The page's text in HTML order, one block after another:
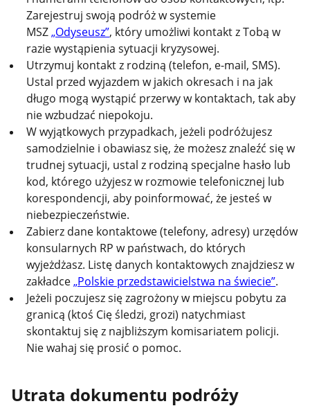
Zarejestruj swoją podróż w systemie
MSZ„Odyseusz”, który umożliwi kontakt z Tobą w
razie wystąpienia sytuacji kryzysowej.
Utrzymuj kontakt z rodziną (telefon, e-mail, SMS).
Ustal przed wyjazdem w jakich okresach i na jak
długo mogą wystąpić przerwy w kontaktach, tak aby
nie wzbudzać niepokoju.
W wyjątkowych przypadkach, jeżeli podróżujesz
samodzielnie i obawiasz się, że możesz znaleźć się w
trudnej sytuacji, ustal z rodziną specjalne hasło lub
kod, którego użyjesz w rozmowie telefonicznej lub
korespondencji, aby poinformować, że jesteś w
niebezpieczeństwie.
Zabierz dane kontaktowe (telefony, adresy) urzędów
konsularnych RP w państwach, do których
wyjeżdżasz. Listę danych kontaktowych znajdziesz w
zakładce„Polskie przedstawicielstwa na świecie”.
Jeżeli poczujesz się zagrożony w miejscu pobytu za
granicą (ktoś Cię śledzi, grozi) natychmiast
skontaktuj się z najbliższym komisariatem policji.
Nie wahaj się prosić o pomoc.
Utrata dokumentu podróży